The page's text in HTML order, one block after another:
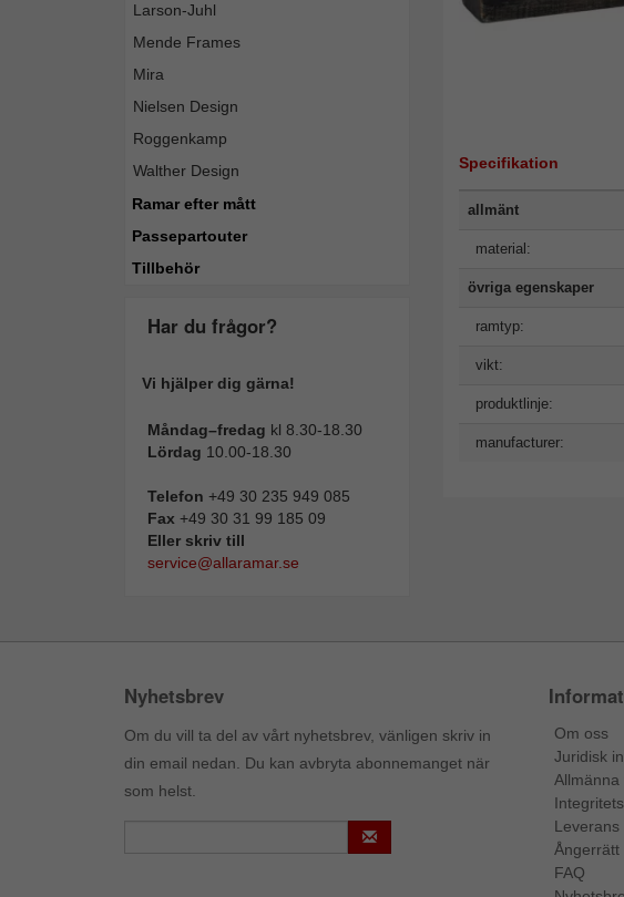
Larson-Juhl
Mende Frames
Mira
Nielsen Design
Roggenkamp
Walther Design
Ramar efter mått
Passepartouter
Tillbehör
Har du frågor?
Vi hjälper dig gärna!
Måndag–fredag kl 8.30-18.30
Lördag 10.00-18.30
Telefon +49 30 235 949 085
Fax +49 30 31 99 185 09
Eller skriv till
service@allaramar.se
Specifikation
allmänt
material:
övriga egenskaper
ramtyp:
vikt:
produktlinje:
manufacturer:
Nyhetsbrev
Om du vill ta del av vårt nyhetsbrev, vänligen skriv in
din email nedan. Du kan avbryta abonnemanget när
som helst.
Om oss
Juridisk
Allmänna
Leverans
Ångerrätt
FAQ